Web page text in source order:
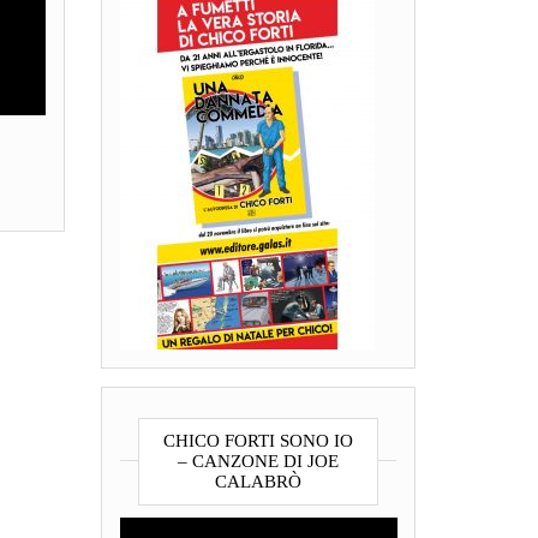
CHICO FORTI SONO IO
– CANZONE DI JOE
CALABRÒ